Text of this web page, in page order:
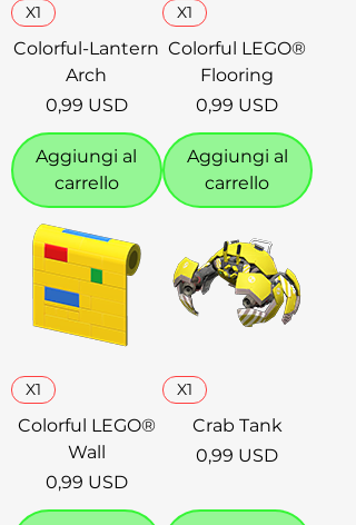
X1
Colorful-Lantern
Arch
Prezzo
0,99 USD
Aggiungi al
carrello
X1
Colorful LEGO®
Flooring
Prezzo
0,99 USD
Aggiungi al
carrello
X1
Colorful LEGO®
Wall
Prezzo
0,99 USD
X1
Crab Tank
Prezzo
0,99 USD